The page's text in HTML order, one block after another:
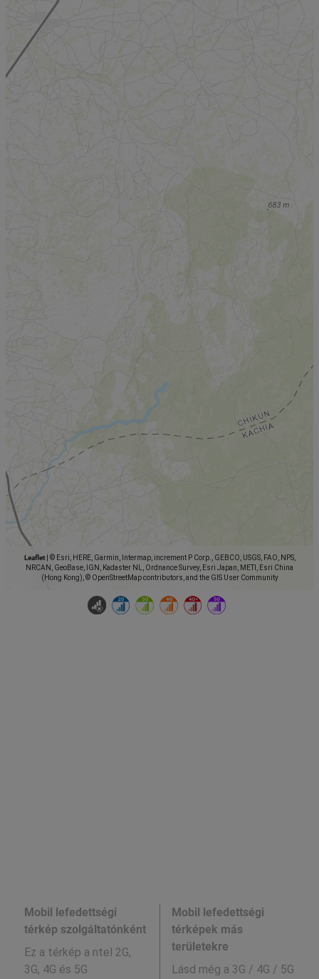
Leaflet
© Esri, HERE, Garmin, Intermap, increment P Corp., GEBCO, USGS, FAO, NPS,
NRCAN, GeoBase, IGN, Kadaster NL, Ordnance Survey, Esri Japan, METI, Esri China
(Hong Kong), © OpenStreetMap contributors, and the GIS User Community
Mobil lefedettségi
térkép szolgáltatónként
Ez a térkép a ntel 2G,
3G, 4G és 5G
Mobil lefedettségi
térképek más
területekre
Lásd még a 3G / 4G / 5G